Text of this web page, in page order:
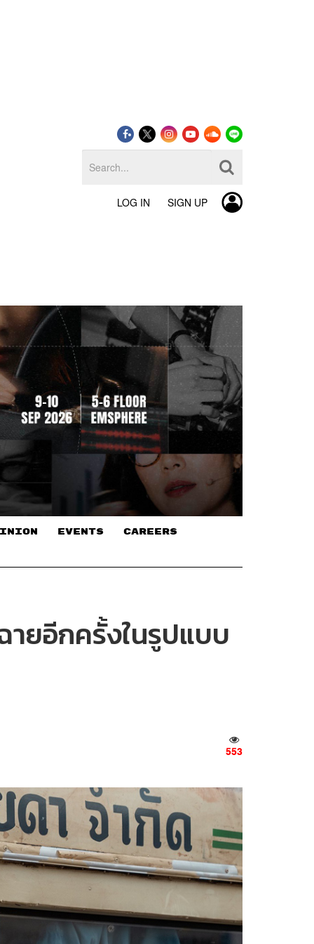
LOG IN SIGN UP
EVENTS CAREERS
ยอีกครั้งในรูปแบบ
553